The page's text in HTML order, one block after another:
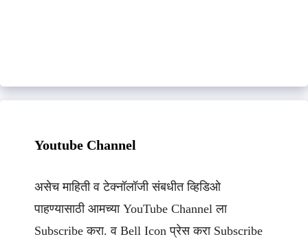
Youtube Channel
असेच माहिती व टेक्नॉलॉजी संबधीत व्हिडिओ
पाहण्यासाठी आमच्या YouTube Channel ला
Subscribe करा. व Bell Icon प्रेस करा Subscribe